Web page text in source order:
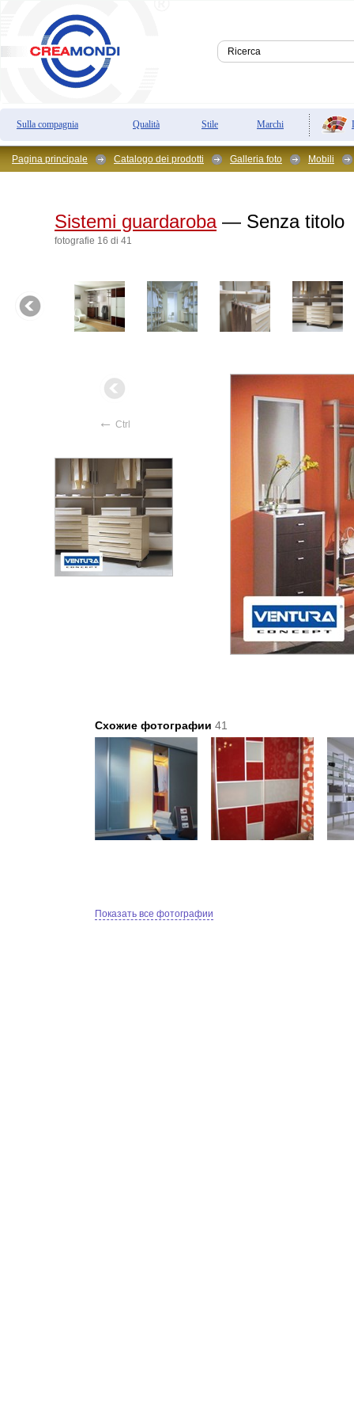
Sulla compagnia Qualità Stile Marchi
Pagina principale Catalogo dei prodotti Galleria foto Mobili
Sistemi guardaroba— Senza titolo
fotografie 16 di 41
← Ctrl
Схожие фотографии 41
Показать все фотографии